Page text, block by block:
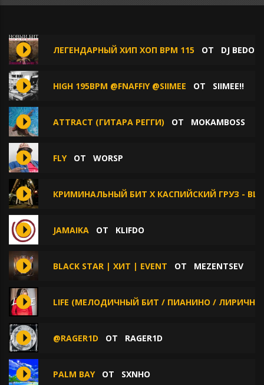
ЛЕГЕНДАРНЫЙ ХИП ХОП BPM 115 ОТ DJ
HIGH 195BPM @FNAFFIY @SIIMEE ОТ SIIMEE!!
ATTRACT (ГИТАРА РЕГГИ) ОТ MOKAMBOSS
FLYОТ WORSP
КРИМИНАЛЬНЫЙ БИТ X КАСПИЙСКИЙ ГРУЗ -
JAMAIKA ОТ KLIFDO
BLACK STAR | ХИТ | EVENT ОТ MEZENTSEV
LIFE (МЕЛОДИЧНЫЙ БИТ / ПИАНИНО / ЛИРИЧНЫЙ
@RAGER1D ОТ RAGER1D
PALM BAYОТ SXNHO